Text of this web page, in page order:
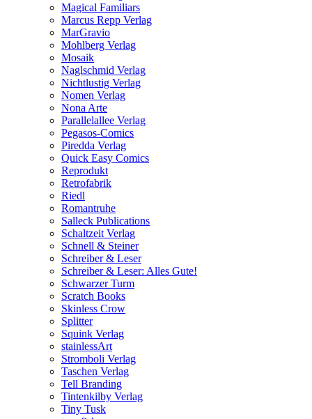
Magical Familiars
Marcus Repp Verlag
MarGravio
Mohlberg Verlag
Mosaik
Naglschmid Verlag
Nichtlustig Verlag
Nomen Verlag
Nona Arte
Parallelallee Verlag
Pegasos-Comics
Piredda Verlag
Quick Easy Comics
Reprodukt
Retrofabrik
Riedl
Romantruhe
Salleck Publications
Schaltzeit Verlag
Schnell & Steiner
Schreiber & Leser
Schreiber & Leser: Alles Gute!
Schwarzer Turm
Scratch Books
Skinless Crow
Splitter
Squink Verlag
stainlessArt
Stromboli Verlag
Taschen Verlag
Tell Branding
Tintenkilby Verlag
Tiny Tusk